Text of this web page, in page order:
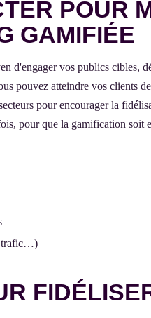
POUR
GAMIFIÉE
d'engager vos publics cibles,
pouvez atteindre vos clients
pour encourager la
pour que la gamification soit
trafic…)